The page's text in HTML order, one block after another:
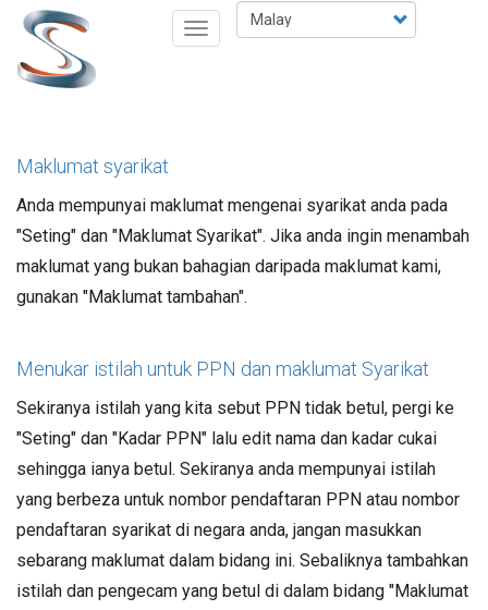
Langkau
kandungan
utama
Select
your
Toggle
Maklumat syarikat
Anda mempunyai maklumat mengenai syarikat anda pada
"Seting" dan "Maklumat Syarikat". Jika anda ingin menambah
maklumat yang bukan bahagian daripada maklumat kami,
gunakan "Maklumat tambahan".
Menukar istilah untuk PPN dan maklumat Syarikat
Sekiranya istilah yang kita sebut PPN tidak betul, pergi ke
"Seting" dan "Kadar PPN" lalu edit nama dan kadar cukai
sehingga ianya betul. Sekiranya anda mempunyai istilah
yang berbeza untuk nombor pendaftaran PPN atau nombor
pendaftaran syarikat di negara anda, jangan masukkan
sebarang maklumat dalam bidang ini. Sebaliknya tambahkan
istilah dan pengecam yang betul di dalam bidang "Maklumat